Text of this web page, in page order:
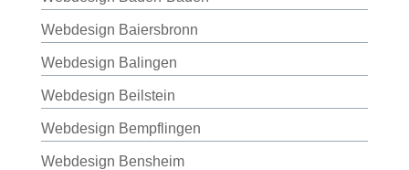
Webdesign Baiersbronn
Webdesign Balingen
Webdesign Beilstein
Webdesign Bempflingen
Webdesign Bensheim